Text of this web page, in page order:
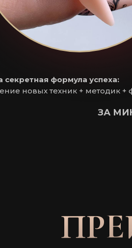
секретная формула успеха:
новых техник + методик
ЗА